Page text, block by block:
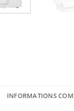
INFORMATIONS